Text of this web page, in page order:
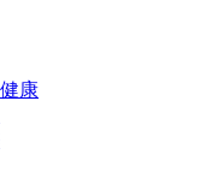
康